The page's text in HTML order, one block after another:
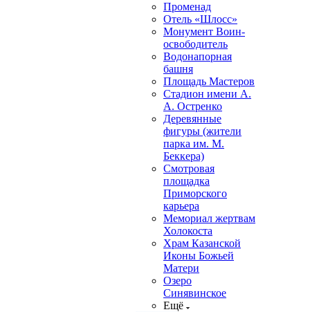
Променад
Отель «Шлосс»
Монумент Воин-
освободитель
Водонапорная
башня
Площадь Мастеров
Стадион имени А.
А. Остренко
Деревянные
фигуры (жители
парка им. М.
Беккера)
Смотровая
площадка
Приморского
карьера
Мемориал жертвам
Холокоста
Храм Казанской
Иконы Божьей
Матери
Озеро
Синявинское
Ещё